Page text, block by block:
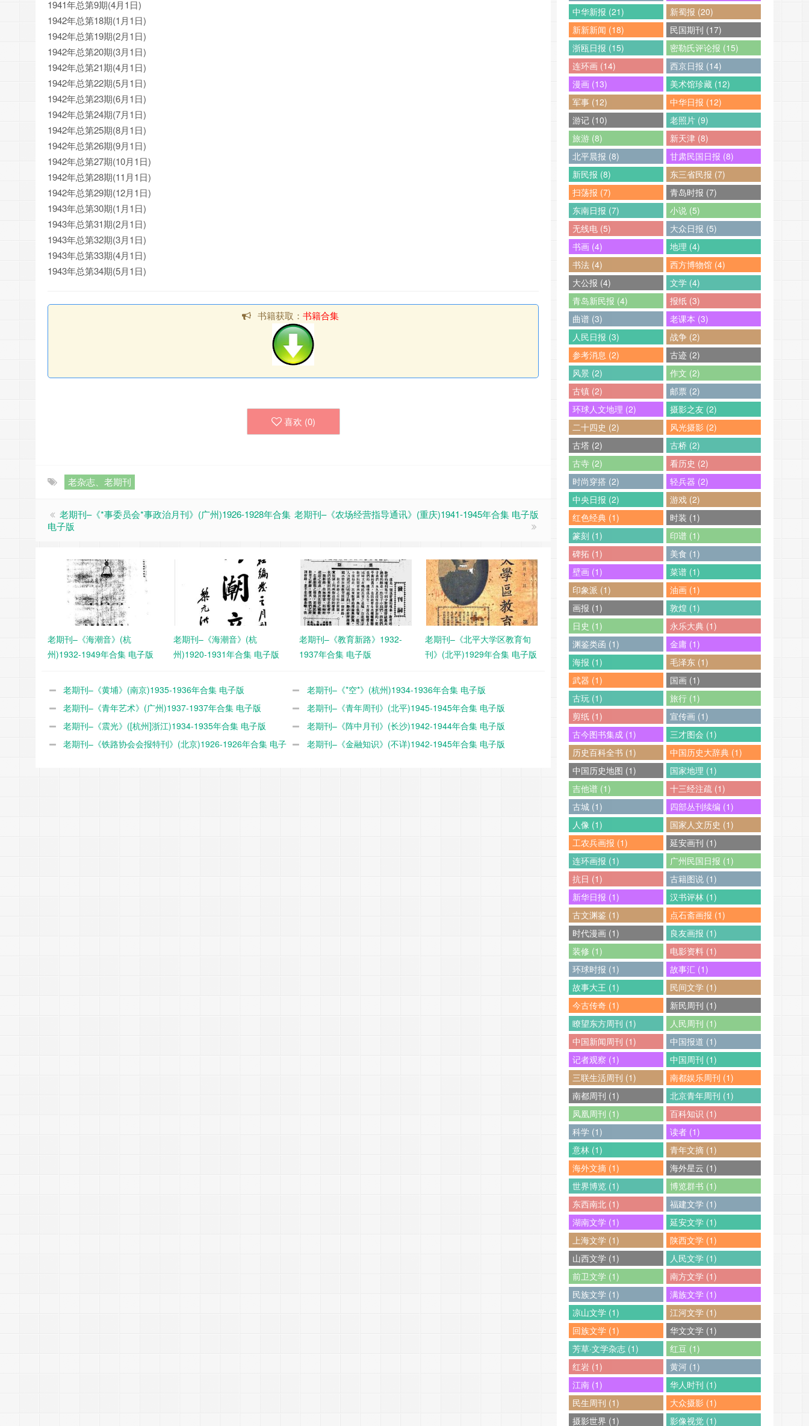
1941年总第9期(4月1日)
1942年总第18期(1月1日)
1942年总第19期(2月1日)
1942年总第20期(3月1日)
1942年总第21期(4月1日)
1942年总第22期(5月1日)
1942年总第23期(6月1日)
1942年总第24期(7月1日)
1942年总第25期(8月1日)
1942年总第26期(9月1日)
1942年总第27期(10月1日)
1942年总第28期(11月1日)
1942年总第29期(12月1日)
1943年总第30期(1月1日)
1943年总第31期(2月1日)
1943年总第32期(3月1日)
1943年总第33期(4月1日)
1943年总第34期(5月1日)
书籍获取： 书籍合集
喜欢 (0)
老杂志、老期刊
老期刊–《*事委员会*事政治月刊》(广州)1926-1928年合集
电子版
老期刊–《农场经营指导通讯》(重庆)1941-1945年合集 电子版
老期刊–《海潮音》(杭
州)1932-1949年合集 电子版
老期刊–《海潮音》(杭
州)1920-1931年合集 电子版
老期刊–《教育新路》1932-
1937年合集 电子版
老期刊–《北平大学区教育旬
刊》(北平)1929年合集 电子版
老期刊–《黄埔》(南京)1935-1936年合集 电子版
老期刊–《*空*》(杭州)1934-1936年合集 电子版
老期刊–《青年艺术》(广州)1937-1937年合集 电子版
老期刊–《青年周刊》(北平)1945-1945年合集 电子版
老期刊–《震光》([杭州]浙江)1934-1935年合集 电子版
老期刊–《阵中月刊》(长沙)1942-1944年合集 电子版
老期刊–《铁路协会会报特刊》(北京)1926-1926年合集 电子
老期刊–《金融知识》(不详)1942-1945年合集 电子版
中华新报 (21)
新蜀报 (20)
新新新闻 (18)
民国期刊 (17)
浙瓯日报 (15)
密勒氏评论报 (15)
连环画 (14)
西京日报 (14)
漫画 (13)
美术馆珍藏 (12)
军事 (12)
中华日报 (12)
游记 (10)
老照片 (9)
旅游 (8)
新天津 (8)
北平晨报 (8)
甘肃民国日报 (8)
新民报 (8)
东三省民报 (7)
扫荡报 (7)
青岛时报 (7)
东南日报 (7)
小说 (5)
无线电 (5)
大众日报 (5)
书画 (4)
地理 (4)
书法 (4)
西方博物馆 (4)
大公报 (4)
文学 (4)
青岛新民报 (4)
报纸 (3)
曲谱 (3)
老课本 (3)
人民日报 (3)
战争 (2)
参考消息 (2)
古迹 (2)
风景 (2)
作文 (2)
古镇 (2)
邮票 (2)
环球人文地理 (2)
摄影之友 (2)
二十四史 (2)
风光摄影 (2)
古塔 (2)
古桥 (2)
古寺 (2)
看历史 (2)
时尚穿搭 (2)
轻兵器 (2)
中央日报 (2)
游戏 (2)
红色经典 (1)
时装 (1)
篆刻 (1)
印谱 (1)
碑拓 (1)
美食 (1)
壁画 (1)
菜谱 (1)
印象派 (1)
油画 (1)
画报 (1)
敦煌 (1)
日史 (1)
永乐大典 (1)
渊鉴类函 (1)
金庸 (1)
海报 (1)
毛泽东 (1)
武器 (1)
国画 (1)
古玩 (1)
旅行 (1)
剪纸 (1)
宣传画 (1)
古今图书集成 (1)
三才图会 (1)
历史百科全书 (1)
中国历史大辞典 (1)
中国历史地图 (1)
国家地理 (1)
吉他谱 (1)
十三经注疏 (1)
古城 (1)
四部丛刊续编 (1)
人像 (1)
国家人文历史 (1)
工农兵画报 (1)
延安画刊 (1)
连环画报 (1)
广州民国日报 (1)
抗日 (1)
古籍图说 (1)
新华日报 (1)
汉书评林 (1)
古文渊鉴 (1)
点石斋画报 (1)
时代漫画 (1)
良友画报 (1)
装修 (1)
电影资料 (1)
环球时报 (1)
故事汇 (1)
故事大王 (1)
民间文学 (1)
今古传奇 (1)
新民周刊 (1)
瞭望东方周刊 (1)
人民周刊 (1)
中国新闻周刊 (1)
中国报道 (1)
记者观察 (1)
中国周刊 (1)
三联生活周刊 (1)
南都娱乐周刊 (1)
南都周刊 (1)
北京青年周刊 (1)
凤凰周刊 (1)
百科知识 (1)
科学 (1)
读者 (1)
意林 (1)
青年文摘 (1)
海外文摘 (1)
海外星云 (1)
世界博览 (1)
博览群书 (1)
东西南北 (1)
福建文学 (1)
湖南文学 (1)
延安文学 (1)
上海文学 (1)
陕西文学 (1)
山西文学 (1)
人民文学 (1)
前卫文学 (1)
南方文学 (1)
民族文学 (1)
满族文学 (1)
凉山文学 (1)
江河文学 (1)
回族文学 (1)
华文文学 (1)
芳草·文学杂志 (1)
红豆 (1)
红岩 (1)
黄河 (1)
江南 (1)
华人时刊 (1)
民生周刊 (1)
大众摄影 (1)
摄影世界 (1)
影像视觉 (1)